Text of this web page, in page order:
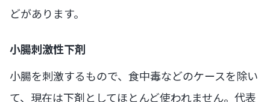
どがあります。
小腸刺激性下剤
小腸を刺激するもので、食中毒などのケースを除い
て、現在は下剤としてほとんど使われません。代表